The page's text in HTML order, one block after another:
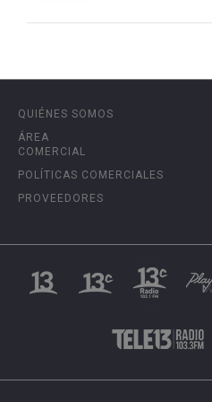
QUIÉNES SOMOS
ÁREA
COMERCIAL
POLÍTICAS COMERCIALES
PROVEEDORES